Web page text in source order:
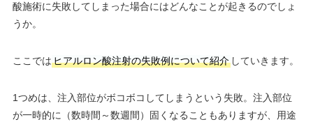
酸施術に失敗してしまった場合にはどんなことが起きるのでしょ
うか。
ここではヒアルロン酸注射の失敗例について紹介していきます。
1つめは、注入部位がボコボコしてしまうという失敗。注入部位
が一時的に（数時間～数週間）固くなることもありますが、用途